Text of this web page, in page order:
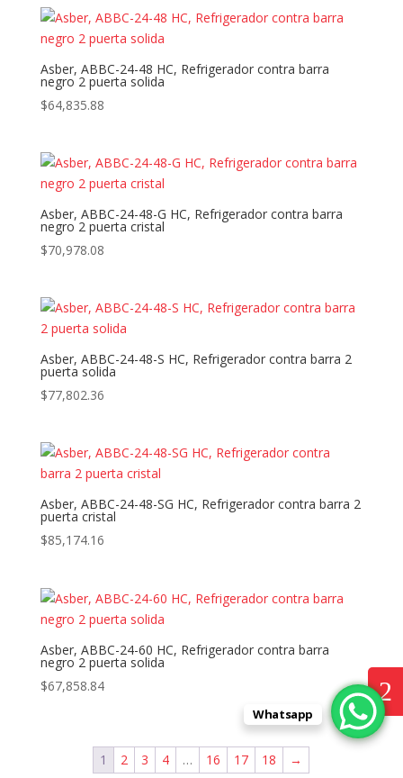
Asber, ABBC-24-48 HC, Refrigerador contra barra
negro 2 puerta solida
$64,835.88
Asber, ABBC-24-48-G HC, Refrigerador contra barra
negro 2 puerta cristal
$70,978.08
Asber, ABBC-24-48-S HC, Refrigerador contra barra 2
puerta solida
$77,802.36
Asber, ABBC-24-48-SG HC, Refrigerador contra barra 2
puerta cristal
$85,174.16
Asber, ABBC-24-60 HC, Refrigerador contra barra
negro 2 puerta solida
$67,858.84
1 2 3 4 … 16 17 18 →
Whatsapp